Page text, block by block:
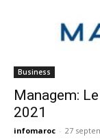
Business
Managem:
2021
infomaroc - 27